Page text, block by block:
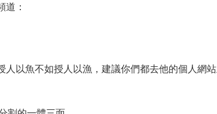
道：
人以魚不如授人以漁，建議你們都去他的個人網